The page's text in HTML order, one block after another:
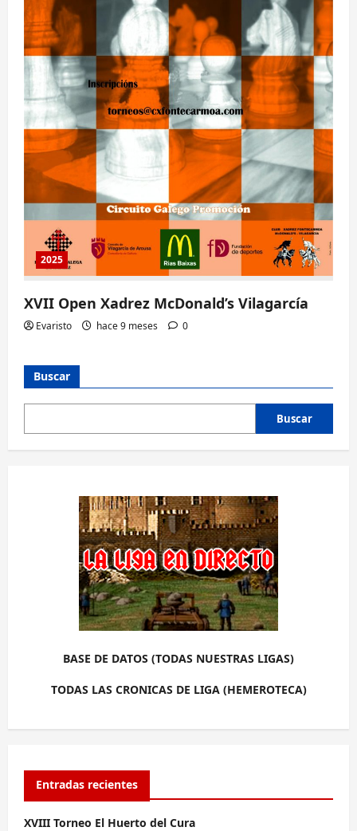
2025
XVII Open Xadrez McDonald’s Vilagarcía
Evaristo hace 9 meses 0
Buscar
Buscar
BASE DE DATOS (TODAS NUESTRAS LIGAS)
TODAS LAS CRONICAS DE LIGA (HEMEROTECA)
Entradas recientes
XVIII Torneo El Huerto del Cura